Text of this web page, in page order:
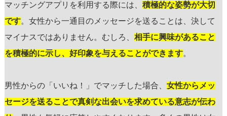
マッチングアプリを利用する際には、 積極的な姿勢が大切
です。女性から一通目のメッセージを送ることは、決して
マイナスではありません。むしろ、 相手に興味があること
を積極的に示し、好印象を与えることができます。
男性からの「いいね！」でマッチした場合、 女性からメッ
セージを送ることで真剣な出会いを求めている意志が伝わ